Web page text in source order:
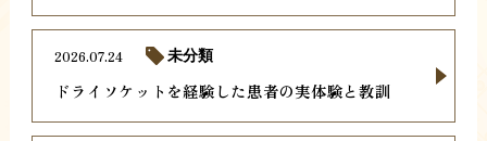
ドライソケットを経験した患者の実体験と教訓
2026.07.24 未分類